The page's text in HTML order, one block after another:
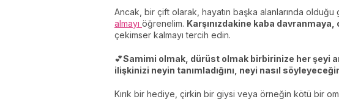
Ancak, bir çift olarak, hayatın başka alanlarında
almayı öğrenelim. Karşınızdakine kaba
çekimser kalmayı tercih edin.
💕Samimi olmak, dürüst olmak birbirinize her şeyi
ilişkinizi neyin tanımladığını, neyi nasıl
Kırık bir hediye, çirkin bir giysi veya örneğin kötü bir